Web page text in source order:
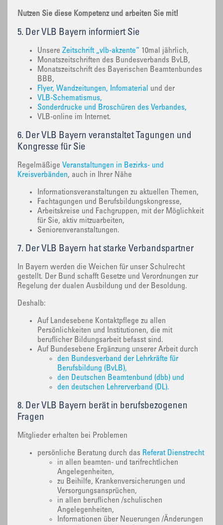
Nutzen Sie diese Kompetenz und arbeiten Sie mit!
5. Der VLB Bayern informiert Sie
Unsere Zeitschrift „vlb-akzente“ 10mal jährlich,
Monatszeitschriften des Bundesverbands BvLB,
Monatszeitschrift des Bayerischen Beamtenbundes
BBB,
Flyer, Wandzeitungen, Infomaterial und der
VLB-Schematismus,
Sonderdrucke und Broschüren des Verbandes,
VLB-online im Internet.
6. Der VLB Bayern veranstaltet Tagungen und
Kongresse für Sie
Regelmäßige Veranstaltungen in Bezirks- und
Kreisverbänden, auch in Ihrer Nähe
Informationsveranstaltungen zu aktuellen Themen,
Fachtagungen und Berufsbildungskongresse,
Arbeitskreise und Fachgruppen, mit der Möglichkeit
für Sie, aktiv mitzuarbeiten,
Seniorenveranstaltungen.
7. Der VLB Bayern hat starke Verbandspartner
In Bayern werden die Weichen für unser Schulrecht
gestellt. Der Bund schafft Gesetze und Verordnungen zur
Regelung der dualen Ausbildung und der Besoldung.
Deshalb:
Auf Landesebene Kontaktpflege zu allen
Persönlichkeiten und Institutionen, die mit
beruflicher Bildungsarbeit befasst sind.
Auf Bundesebene Ergänzung unserer Arbeit durch
den Bundesverband der Lehrkräfte für
Berufsbildung (BvLB),
den Deutschen Beamtenbund (dbb) und
den deutschen Lehrerverband (DL).
8. Der VLB Bayern berät in berufsbezogenen
Fragen
Mitglieder erhalten bei Problemen
persönliche Beratung durch das Referat Dienstrecht
in allen beamten- und tarifrechtlichen
Angelegenheiten,
zu Beihilfe, Krankenversicherungen und
Versorgungsansprüchen,
in allen beruflichen /schulischen
Angelegenheiten,
Informationen über Neuerungen /Änderungen